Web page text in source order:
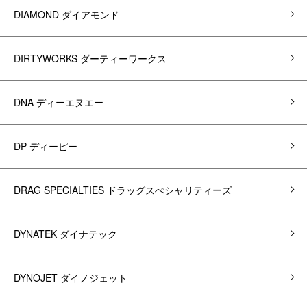
DIAMOND ダイアモンド
DIRTYWORKS ダーティーワークス
DNA ディーエヌエー
DP ディーピー
DRAG SPECIALTIES ドラッグスぺシャリティーズ
DYNATEK ダイナテック
DYNOJET ダイノジェット